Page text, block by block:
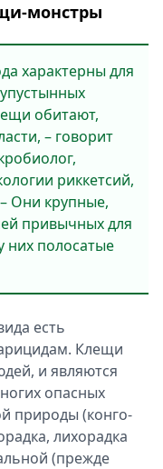
монстры
характерны для
обитают,
– говорит
риккетсий,
Они крупные,
привычных для
них полосатые
есть
Клещи
и являются
опасных
природы (конго-
лихорадка
(прежде